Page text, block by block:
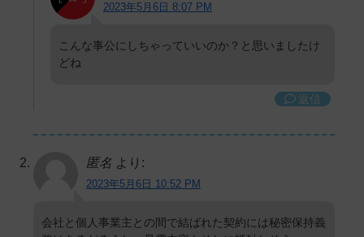
2023年5月6日 8:07 PM
こんな事公にしちゃっていいのか？と思いましたけ
どね
返信
匿名 より:
2023年5月6日 10:52 PM
会社と個人事業主との間で結ばれた契約には秘密保持義